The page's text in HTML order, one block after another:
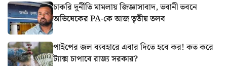
চাকরি দুর্নীতি মামলায় জিজ্ঞাসাবাদ, ভবানী ভবনে
অভিষেকের PA-কে আজ তৃতীয় তলব
পাইপের জল ব্যবহারে এবার দিতে হবে কর! কত করে
ট্যাক্স চাপাবে রাজ্য সরকার?